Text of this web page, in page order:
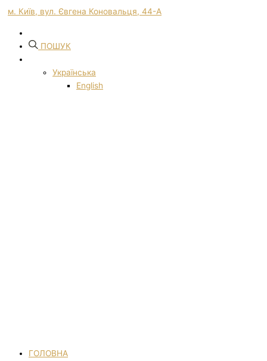
м. Київ, вул. Євгена Коновальця, 44-А
ПОШУК
Українська
English
ГОЛОВНА